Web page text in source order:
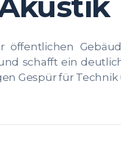
öffentlichen
schafft ein
Gespür für Technik